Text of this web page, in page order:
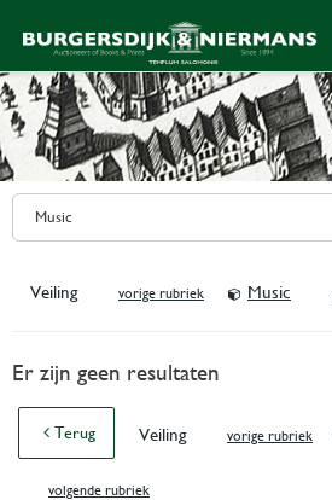
Veiling vorige rubriek Music
Er zijn geen resultaten
Terug Veiling vorige rubriek
volgende rubriek